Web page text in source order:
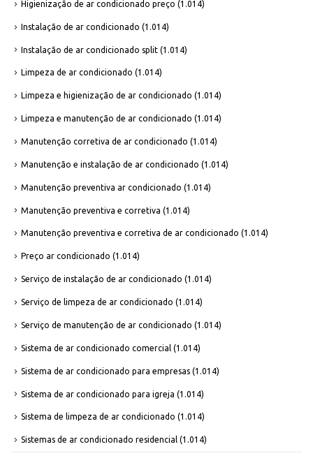
Higienização de ar condicionado preço (1.014)
Instalação de ar condicionado (1.014)
Instalação de ar condicionado split (1.014)
Limpeza de ar condicionado (1.014)
Limpeza e higienização de ar condicionado (1.014)
Limpeza e manutenção de ar condicionado (1.014)
Manutenção corretiva de ar condicionado (1.014)
Manutenção e instalação de ar condicionado (1.014)
Manutenção preventiva ar condicionado (1.014)
Manutenção preventiva e corretiva (1.014)
Manutenção preventiva e corretiva de ar condicionado (1.014)
Preço ar condicionado (1.014)
Serviço de instalação de ar condicionado (1.014)
Serviço de limpeza de ar condicionado (1.014)
Serviço de manutenção de ar condicionado (1.014)
Sistema de ar condicionado comercial (1.014)
Sistema de ar condicionado para empresas (1.014)
Sistema de ar condicionado para igreja (1.014)
Sistema de limpeza de ar condicionado (1.014)
Sistemas de ar condicionado residencial (1.014)